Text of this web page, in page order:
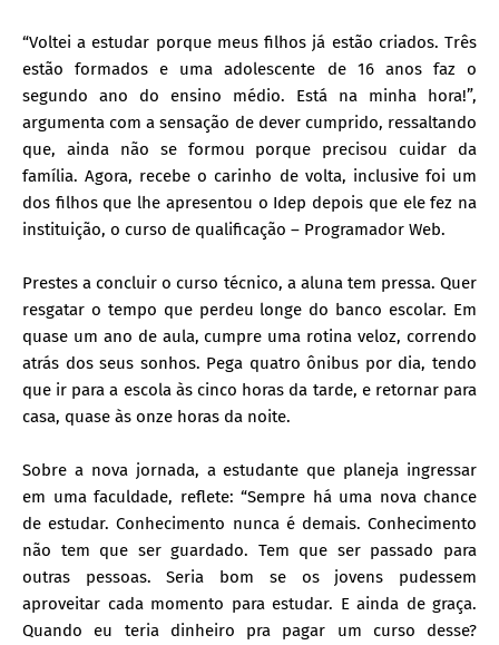
“Voltei a estudar porque meus filhos já estão criados. Três
estão formados e uma adolescente de 16 anos faz o
segundo ano do ensino médio. Está na minha hora!”,
argumenta com a sensação de dever cumprido, ressaltando
que, ainda não se formou porque precisou cuidar da
família. Agora, recebe o carinho de volta, inclusive foi um
dos filhos que lhe apresentou o Idep depois que ele fez na
instituição, o curso de qualificação – Programador Web.
Prestes a concluir o curso técnico, a aluna tem pressa. Quer
resgatar o tempo que perdeu longe do banco escolar. Em
quase um ano de aula, cumpre uma rotina veloz, correndo
atrás dos seus sonhos. Pega quatro ônibus por dia, tendo
que ir para a escola às cinco horas da tarde, e retornar para
casa, quase às onze horas da noite.
Sobre a nova jornada, a estudante que planeja ingressar
em uma faculdade, reflete: “Sempre há uma nova chance
de estudar. Conhecimento nunca é demais. Conhecimento
não tem que ser guardado. Tem que ser passado para
outras pessoas. Seria bom se os jovens pudessem
aproveitar cada momento para estudar. E ainda de graça.
Quando eu teria dinheiro pra pagar um curso desse?